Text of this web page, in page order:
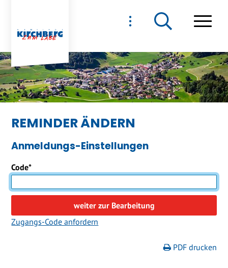
NAVIGIEREN IN
REMINDER ÄNDERN
Anmeldungs-Einstellungen
Code*
weiter zur Bearbeitung
Zugangs-Code anfordern
PDF drucken